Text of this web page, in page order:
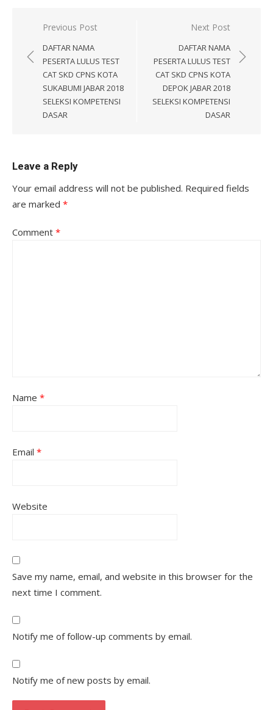
Post
navigation
Previous Post
DAFTAR NAMA
PESERTA LULUS TEST
CAT SKD CPNS KOTA
SUKABUMI JABAR 2018
SELEKSI KOMPETENSI
DASAR
Next Post
DAFTAR NAMA
PESERTA LULUS TEST
CAT SKD CPNS KOTA
DEPOK JABAR 2018
SELEKSI KOMPETENSI
DASAR
Leave a Reply
Your email address will not be published. Required fields
are marked *
Comment *
Name *
Email *
Website
Save my name, email, and website in this browser for the
next time I comment.
Notify me of follow-up comments by email.
Notify me of new posts by email.